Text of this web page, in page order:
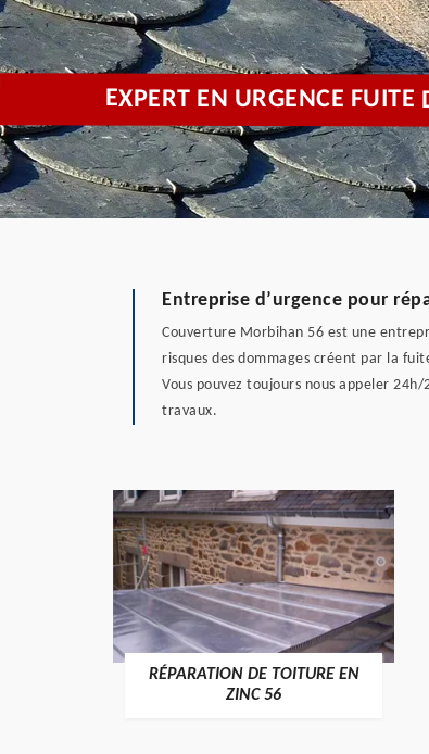
EXPERT EN URGENCE
Entreprise d’urgence pour
Couverture Morbihan 56 est une
risques des dommages créent par la
Vous pouvez toujours nous appeler
travaux.
>
RÉPARATION DE TOITURE EN
ZINC 56